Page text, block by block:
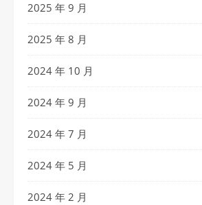
2025 年 9 月
2025 年 8 月
2024 年 10 月
2024 年 9 月
2024 年 7 月
2024 年 5 月
2024 年 2 月